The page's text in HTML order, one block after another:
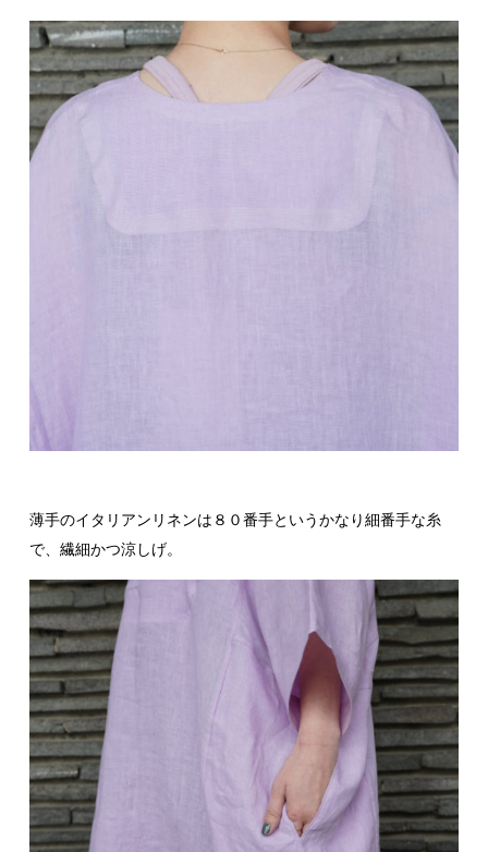
薄手のイタリアンリネンは８０番手というかなり細番手な糸
で、繊細かつ涼しげ。